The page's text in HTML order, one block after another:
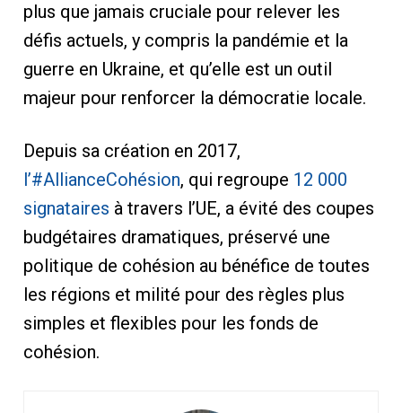
plus que jamais cruciale pour relever les
défis actuels, y compris la pandémie et la
guerre en Ukraine, et qu’elle est un outil
majeur pour renforcer la démocratie locale.
Depuis sa création en 2017,
l’#AllianceCohésion, qui regroupe 12 000
signataires à travers l’UE, a évité des coupes
budgétaires dramatiques, préservé une
politique de cohésion au bénéfice de toutes
les régions et milité pour des règles plus
simples et flexibles pour les fonds de
cohésion.